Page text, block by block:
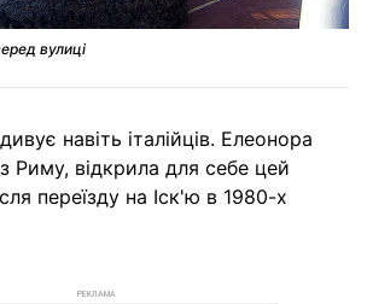
вулиці
навіть італійців. Елеонора
Риму, відкрила для себе цей
переїзду на Іск'ю в 1980-х
РЕКЛАМА